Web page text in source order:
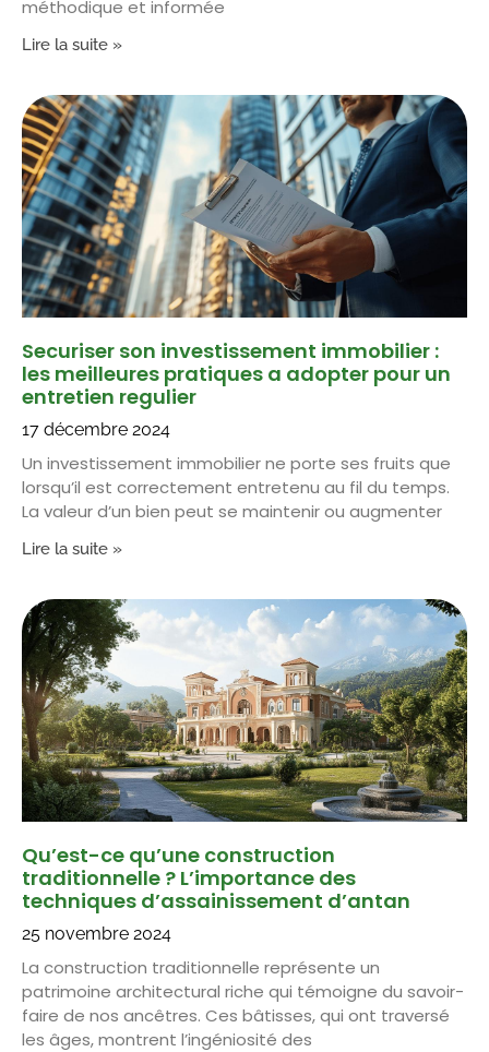
méthodique et informée
Lire la suite »
Securiser son investissement immobilier :
les meilleures pratiques a adopter pour un
entretien regulier
17 décembre 2024
Un investissement immobilier ne porte ses fruits que
lorsqu’il est correctement entretenu au fil du temps.
La valeur d’un bien peut se maintenir ou augmenter
Lire la suite »
Qu’est-ce qu’une construction
traditionnelle ? L’importance des
techniques d’assainissement d’antan
25 novembre 2024
La construction traditionnelle représente un
patrimoine architectural riche qui témoigne du savoir-
faire de nos ancêtres. Ces bâtisses, qui ont traversé
les âges, montrent l’ingéniosité des